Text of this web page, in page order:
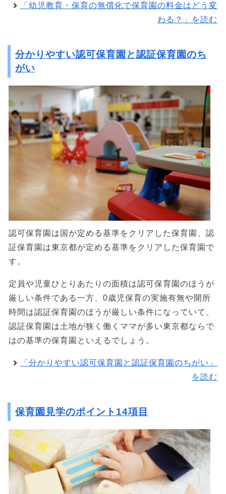
「幼児教育・保育の無償化で保育園の料金はどう変
わる？」を読む
分かりやすい認可保育園と認証保育園のち
がい
認可保育園は国が定める基準をクリアした保育園、認
証保育園は東京都が定める基準をクリアした保育園で
す。
定員や児童ひとりあたりの面積は認可保育園のほうが
厳しい条件である一方、0歳児保育の実施有無や開所
時間は認証保育園のほうが厳しい条件になっていて、
認証保育園は土地が狭く働くママが多い東京都ならで
はの基準の保育園といえるでしょう。
「分かりやすい認可保育園と認証保育園のちがい」
を読む
保育園見学のポイント14項目